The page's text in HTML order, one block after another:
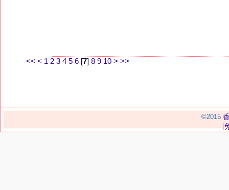
<< < 1 2 3 4 5 6 [7] 8 9 10 > >>
©2015
[